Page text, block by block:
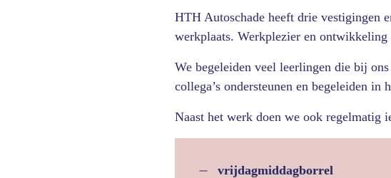
HTH Autoschade heeft drie vestigingen
werkplaats. Werkplezier en ontwikkeling
We begeleiden veel leerlingen die bij
collega’s ondersteunen en begeleiden in
Naast het werk doen we ook regelmatig
vrijdagmiddagborrel